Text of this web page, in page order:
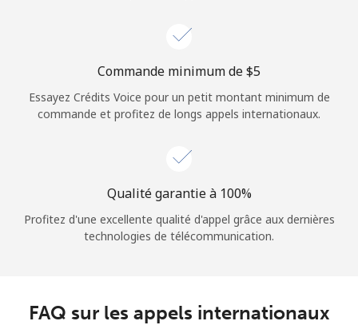
Continue avec
Commande minimum de ⁦$5⁩
Essayez Crédits Voice pour un petit montant minimum de
commande et profitez de longs appels internationaux.
Qualité garantie à 100%
Profitez d'une excellente qualité d'appel grâce aux dernières
technologies de télécommunication.
FAQ sur les appels internationaux